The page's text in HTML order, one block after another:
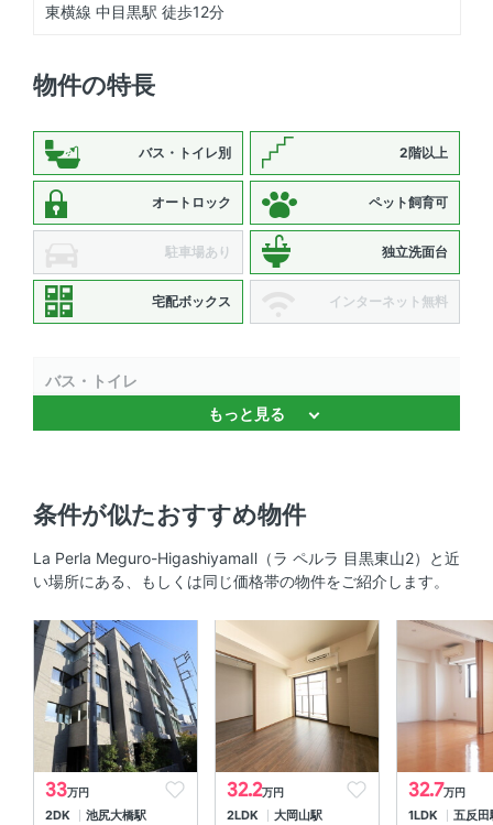
東横線 中目黒駅 徒歩12分
物件の特長
バス・トイレ別 2階以上
オートロック ペット飼育可
駐車場あり 独立洗面台
宅配ボックス インターネット無料
バス・トイレ
バストイレ別 、 浴室乾燥機 、 追焚機能 、 温水洗浄便座
セキュリティ
オートロック 、 ＴＶモニタ付きインターホン 、 防犯カメ
ラ
室内設備
室内洗濯機置場 、 エアコン
部屋の特徴
もっと見る
条件が似たおすすめ物件
La Perla Meguro-HigashiyamaⅡ（ラ ペルラ 目黒東山2）と近
い場所にある、もしくは同じ価格帯の物件をご紹介します。
33万円
2DK 池尻大橋駅
32.2万円
2LDK 大岡山駅
32.7万円
1LDK 五反田